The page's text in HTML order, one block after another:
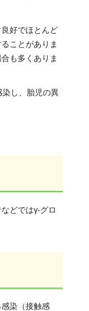
好でほとんど
ことがありま
も多くありま
し、胎児の異
どではγ-グロ
染（接触感